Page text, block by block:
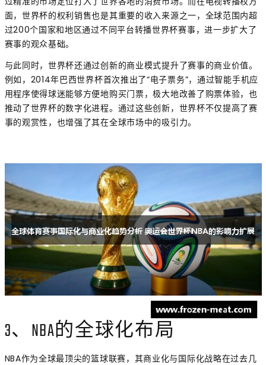
面，世界杯的权利销售也是其重要的收入来源之一，全球范围内超
过200个国家和地区通过不同平台转播世界杯赛事，进一步扩大了
赛事的观众基础。
与此同时，世界杯还通过创新的商业模式提升了赛事的商业价值。
例如，2014年巴西世界杯首次推出了“电子票务”，通过智能手机应
用程序使得球迷能够方便地购买门票，极大地改善了购票体验，也
推动了世界杯的数字化进程。通过这些创新，世界杯不仅提高了赛
事的观赏性，也增强了其在全球市场中的吸引力。
3、NBA的全球化布局
NBA作为全球最顶尖的篮球联赛，其商业化与国际化战略在过去几